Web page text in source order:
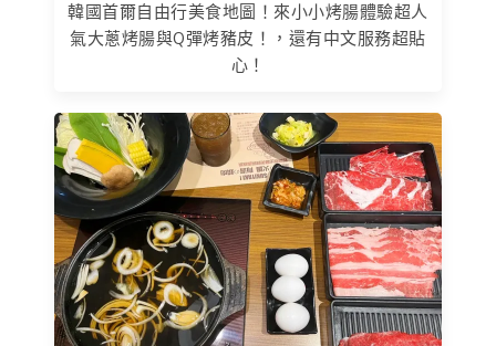
韓國首爾自由行美食地圖！來小小烤腸體驗超人
氣大蔥烤腸與Q彈烤豬皮！，還有中文服務超貼
心！